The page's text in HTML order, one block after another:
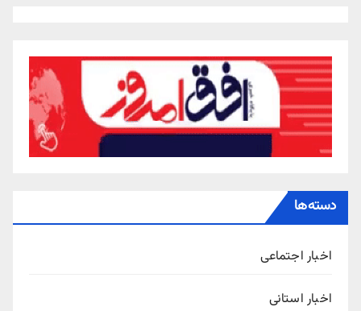
دسته‌ها
اخبار اجتماعی
اخبار استانی